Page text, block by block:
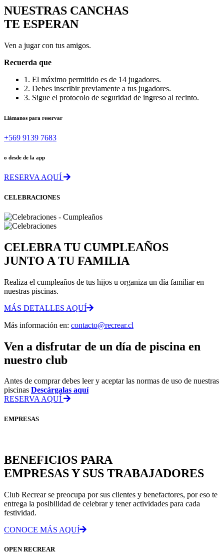
NUESTRAS CANCHAS
TE ESPERAN
Ven a jugar con tus amigos.
Recuerda que
1. El máximo permitido es de 14 jugadores.
2. Debes inscribir previamente a tus jugadores.
3. Sigue el protocolo de seguridad de ingreso al recinto.
Llámanos para reservar
+569 9139 7683
o desde de la app
RESERVA AQUÍ
CELEBRACIONES
CELEBRA TU CUMPLEAÑOS
JUNTO A TU FAMILIA
Realiza el cumpleaños de tus hijos u organiza un día familiar en
nuestras piscinas.
MÁS DETALLES AQUÍ
Más información en: contacto@recrear.cl
Ven a disfrutar de un día de piscina en
nuestro club
Antes de comprar debes leer y aceptar las normas de uso de nuestras
piscinas Descárgalas aquí
RESERVA AQUÍ
EMPRESAS
BENEFICIOS PARA
EMPRESAS Y SUS TRABAJADORES
Club Recrear se preocupa por sus clientes y benefactores, por eso te
entrega la posibilidad de celebrar y tener actividades para cada
festividad.
CONOCE MÁS AQUÍ
OPEN RECREAR